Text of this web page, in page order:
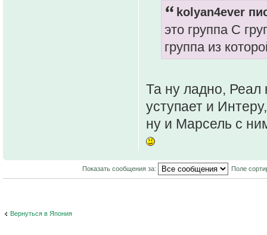
kolyan4ever
это группа С
группа из
Та ну ладно, Реал
уступает и
ну и Марсель с
Показать сообщения за: Поле
Вернуться в Япония